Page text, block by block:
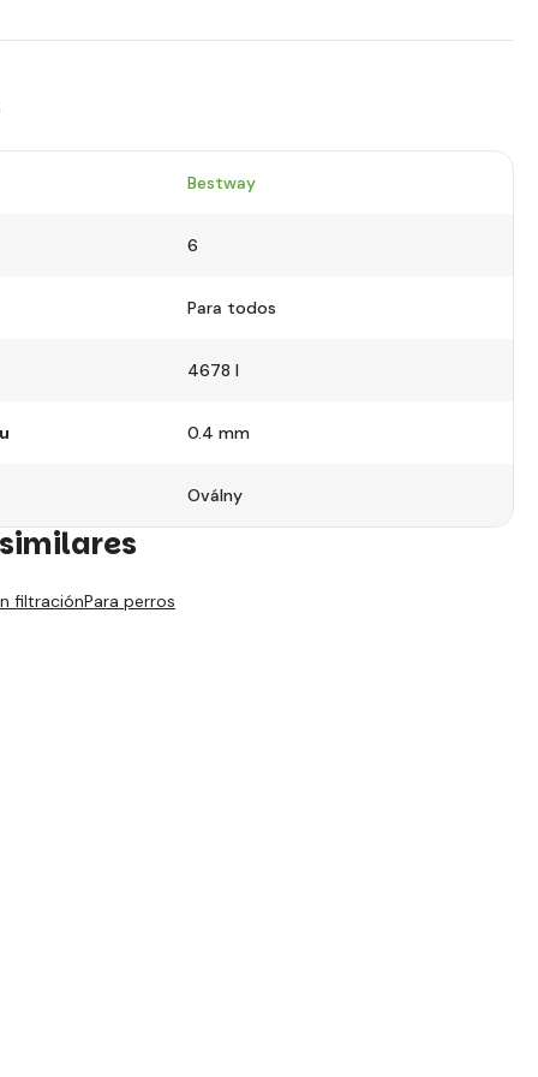
Bestway
6
Para todos
4678 l
0.4 mm
Oválny
filtraciónPara perros